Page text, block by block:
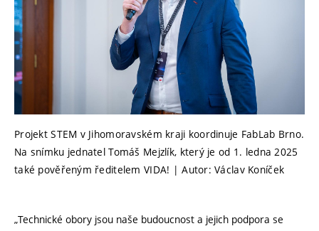
Projekt STEM v Jihomoravském kraji koordinuje FabLab Brno.
Na snímku jednatel Tomáš Mejzlík, který je od 1. ledna 2025
také pověřeným ředitelem VIDA! | Autor: Václav Koníček
„Technické obory jsou naše budoucnost a jejich podpora se